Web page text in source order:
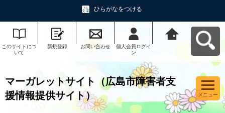
ひらがなをつける
このサイトにつ
いて
新規登録 お問い合わせ
個人会員ログイ
ン
マーガレットサイト（広島市障害者支
援情報提供サイト）
メニュー